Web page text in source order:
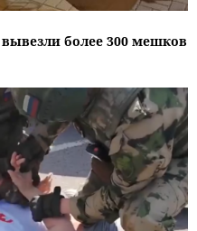
более 300 мешков